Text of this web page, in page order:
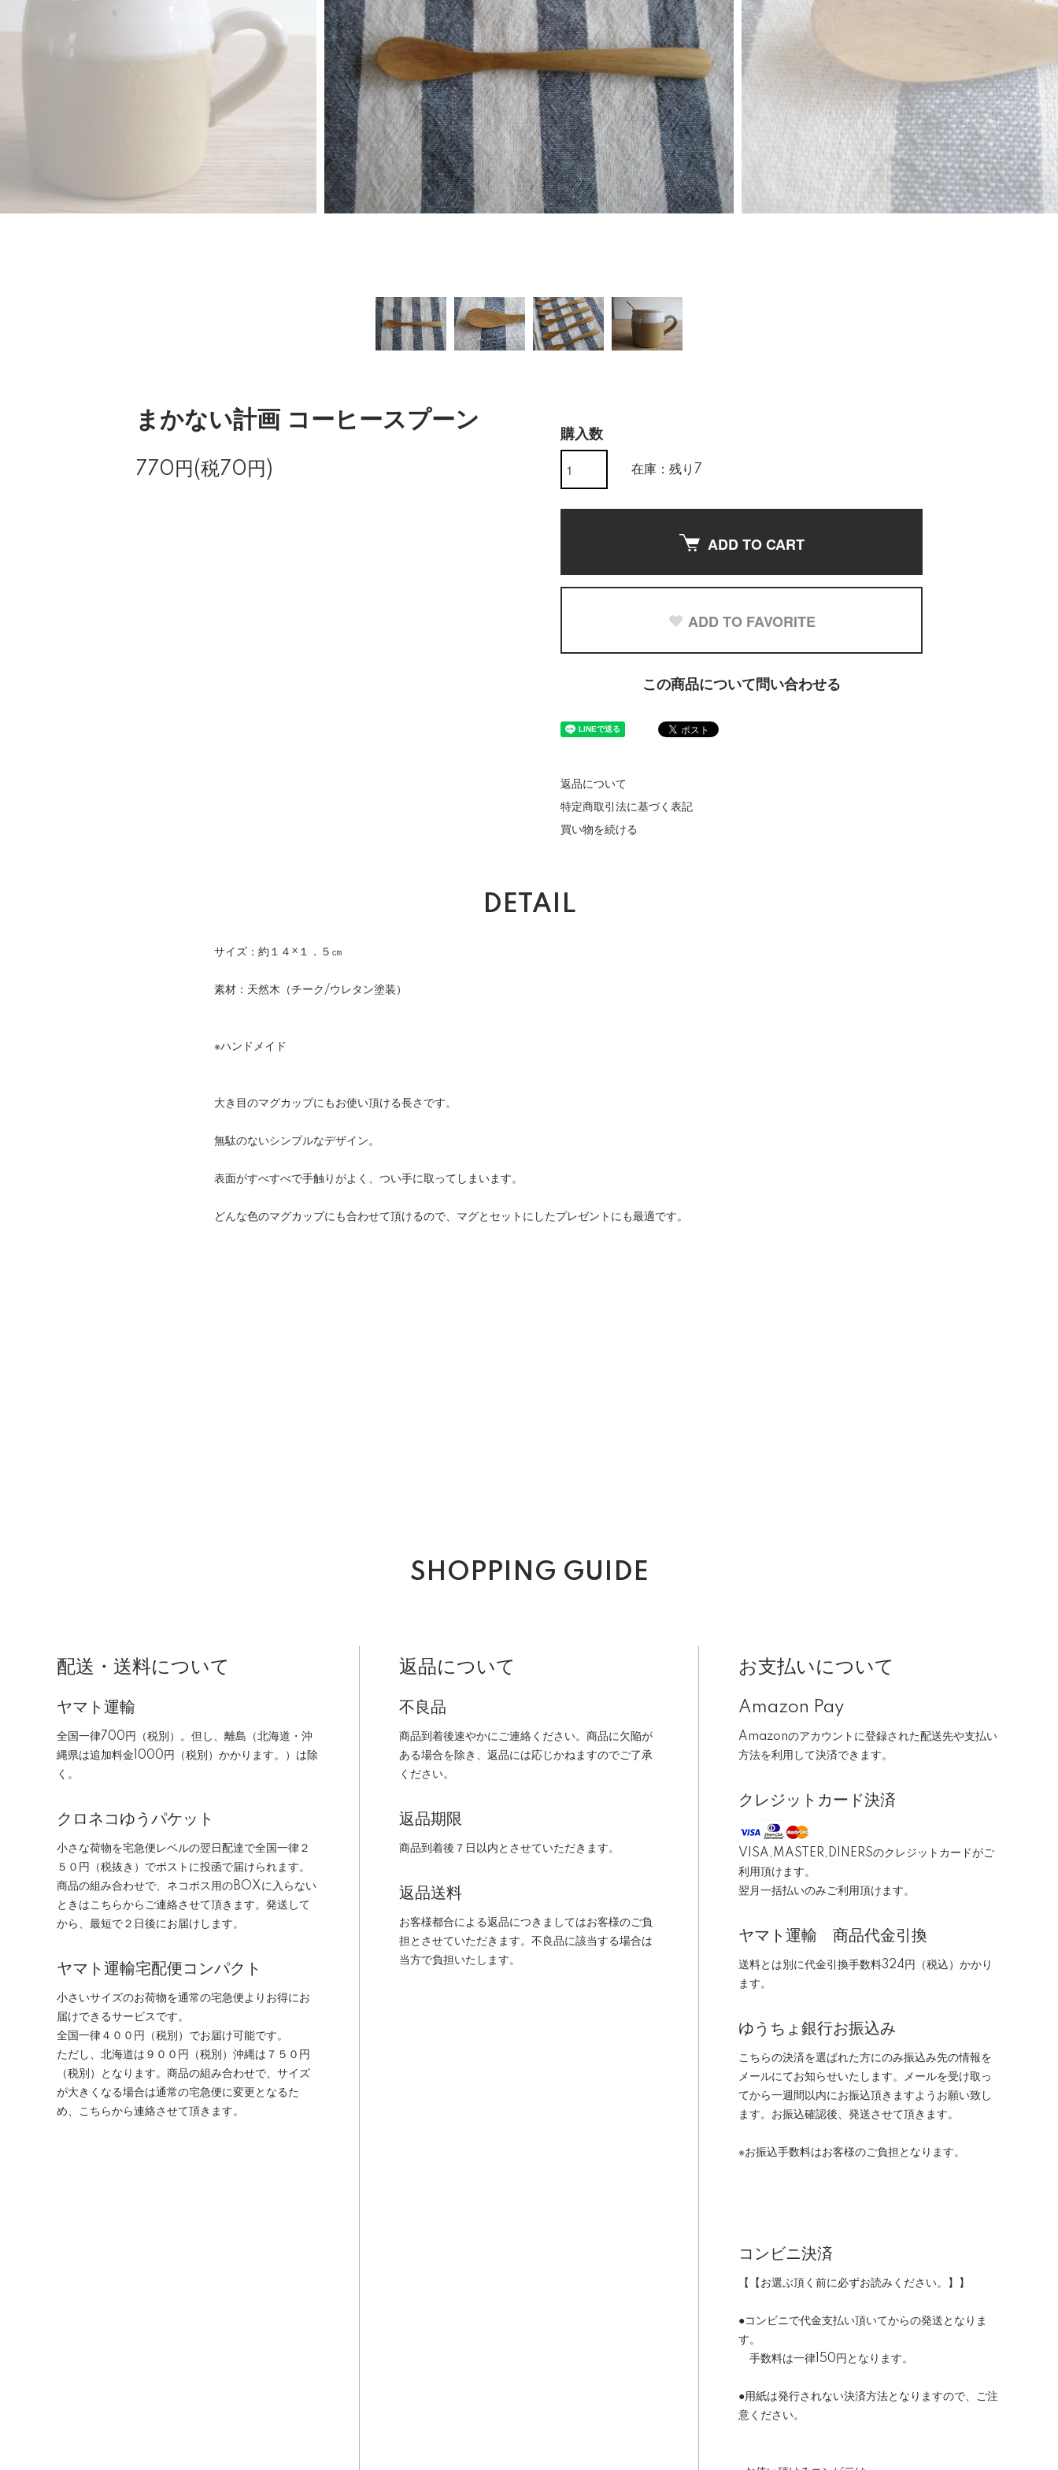
まかない計画 コーヒースプーン
770円(税70円)
購入数
在庫：残り7
ADD TO CART
ADD TO FAVORITE
この商品について問い合わせる
返品について
特定商取引法に基づく表記
買い物を続ける
DETAIL
サイズ：約１４×１．５㎝
素材：天然木（チーク/ウレタン塗装）
※ハンドメイド
大き目のマグカップにもお使い頂ける長さです。
無駄のないシンプルなデザイン。
表面がすべすべで手触りがよく、つい手に取ってしまいます。
どんな色のマグカップにも合わせて頂けるので、マグとセットにしたプレゼントにも最適です。
SHOPPING GUIDE
配送・送料について
ヤマト運輸
全国一律700円（税別）。但し、離島（北海道・沖
縄県は追加料金1000円（税別）かかります。）は除
く。
クロネコゆうパケット
小さな荷物を宅急便レベルの翌日配達で全国一律２
５０円（税抜き）でポストに投函で届けられます。
商品の組み合わせで、ネコポス用のBOXに入らない
ときはこちらからご連絡させて頂きます。発送して
から、最短で２日後にお届けします。
ヤマト運輸宅配便コンパクト
小さいサイズのお荷物を通常の宅急便よりお得にお
届けできるサービスです。
全国一律４００円（税別）でお届け可能です。
ただし、北海道は９００円（税別）沖縄は７５０円
（税別）となります。商品の組み合わせで、サイズ
が大きくなる場合は通常の宅急便に変更となるた
め、こちらから連絡させて頂きます。
返品について
不良品
商品到着後速やかにご連絡ください。商品に欠陥が
ある場合を除き、返品には応じかねますのでご了承
ください。
返品期限
商品到着後７日以内とさせていただきます。
返品送料
お客様都合による返品につきましてはお客様のご負
担とさせていただきます。不良品に該当する場合は
当方で負担いたします。
お支払いについて
Amazon Pay
Amazonのアカウントに登録された配送先や支払い
方法を利用して決済できます。
クレジットカード決済
VISA,MASTER,DINERSのクレジットカードがご
利用頂けます。
翌月一括払いのみご利用頂けます。
ヤマト運輸 商品代金引換
送料とは別に代金引換手数料324円（税込）かかり
ます。
ゆうちょ銀行お振込み
こちらの決済を選ばれた方にのみ振込み先の情報を
メールにてお知らせいたします。メールを受け取っ
てから一週間以内にお振込頂きますようお願い致し
ます。お振込確認後、発送させて頂きます。
※お振込手数料はお客様のご負担となります。
コンビニ決済
【【お選ぶ頂く前に必ずお読みください。】】
●コンビニで代金支払い頂いてからの発送となりま
す。
手数料は一律150円となります。
●用紙は発行されない決済方法となりますので、ご注
意ください。